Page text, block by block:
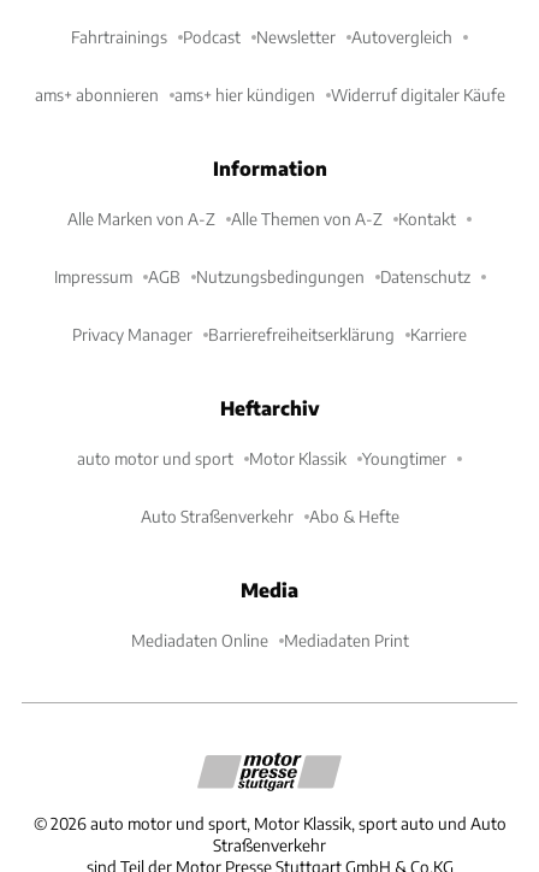
Fahrtrainings Podcast Newsletter Autovergleich
ams+ abonnieren ams+ hier kündigen Widerruf digitaler Käufe
Information
Alle Marken von A-Z Alle Themen von A-Z Kontakt
Impressum AGB Nutzungsbedingungen Datenschutz
Privacy Manager Barrierefreiheitserklärung Karriere
Heftarchiv
auto motor und sport Motor Klassik Youngtimer
Auto Straßenverkehr Abo & Hefte
Media
Mediadaten Online Mediadaten Print
©2026 auto motor und sport, Motor Klassik, sport auto und Auto
Straßenverkehr
sind Teil der Motor Presse Stuttgart GmbH & Co.KG